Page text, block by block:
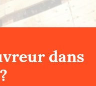
dans